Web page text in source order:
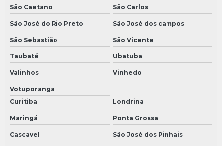
São Caetano São Carlos
São José do Rio Preto São José dos campos
São Sebastião São Vicente
Taubaté Ubatuba
Valinhos Vinhedo
Votuporanga
Curitiba
Londrina
Maringá Ponta Grossa
Cascavel São José dos Pinhais